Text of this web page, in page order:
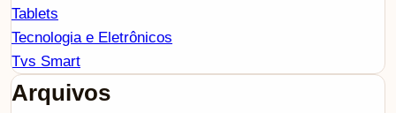
Tablets
Tecnologia e Eletrônicos
Tvs Smart
Arquivos